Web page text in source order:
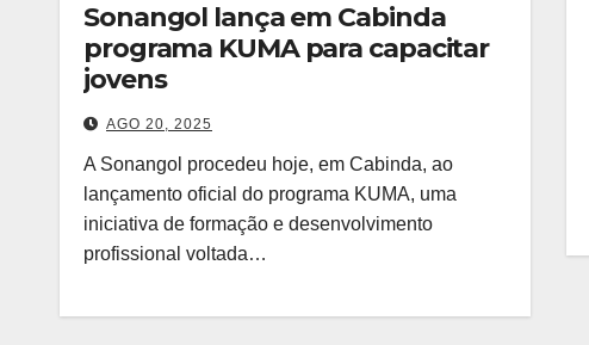
Sonangol lança em Cabinda
programa KUMA para capacitar
jovens
AGO 20, 2025
A Sonangol procedeu hoje, em Cabinda, ao
lançamento oficial do programa KUMA, uma
iniciativa de formação e desenvolvimento
profissional voltada…